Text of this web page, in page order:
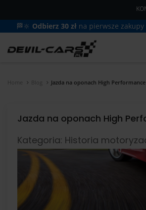
🏁🔆 Odbierz 30 zł na pierwsze zakupy
Home Blog Jazda na oponach High Performance
Jazda na oponach High
Kategoria: Historia